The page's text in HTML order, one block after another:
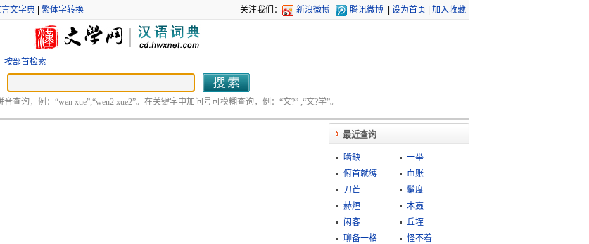
文字典| 繁体字转换 关注我们： 新浪微博 腾讯微博 设为首页 加入收藏
按部首检索
音查询，例：“wen xue”;“wen2 xue2”。在关键字中加问号可模糊查询，例：“文?” ;“文?学”。
最近查询
啮缺
一举
俯首就缚
血账
刀芒
鬀度
赫烜
木蝱
闲客
丘垤
聊备一格
怪不着